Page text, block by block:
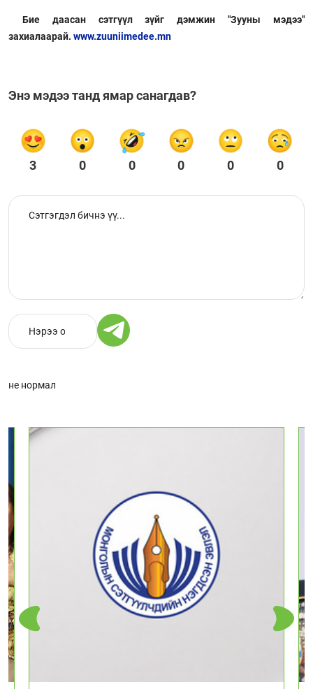
Бие даасан сэтгүүл зүйг дэмжин "Зууны мэдээ"
захиалаарай. www.zuuniimedee.mn
Энэ мэдээ танд ямар санагдав?
3 0 0 0 0 0
не нормал